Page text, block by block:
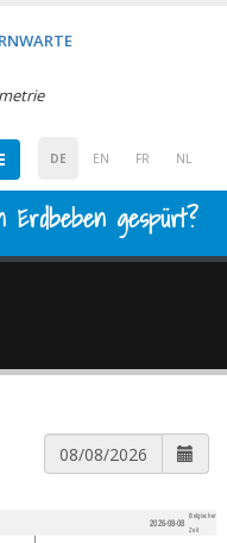
DE EN FR NL
Erdbeben gespürt?
2026-08-08
Belgischer
Zeit